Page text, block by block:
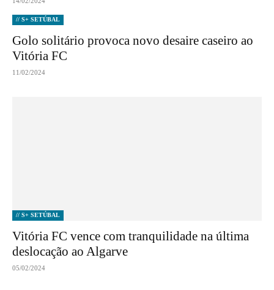
// S+ SETÚBAL
Golo solitário provoca novo desaire caseiro ao
Vitória FC
11/02/2024
// S+ SETÚBAL
Vitória FC vence com tranquilidade na última
deslocação ao Algarve
05/02/2024